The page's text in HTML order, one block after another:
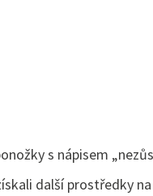
s nápisem
další prostředky